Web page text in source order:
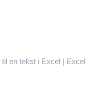
en tekst i Excel |